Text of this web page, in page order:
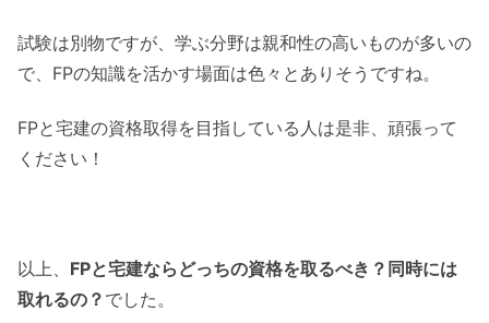
試験は別物ですが、学ぶ分野は親和性の高いものが多いの
で、FPの知識を活かす場面は色々とありそうですね。
FPと宅建の資格取得を目指している人は是非、頑張って
ください！
以上、 FPと宅建ならどっちの資格を取るべき？同時には
取れるの？ でした。